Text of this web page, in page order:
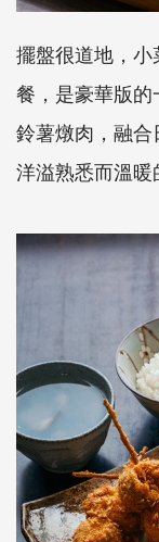
擺盤很道地，
餐，是豪華版
鈴薯燉肉，融合
洋溢熟悉而溫暖